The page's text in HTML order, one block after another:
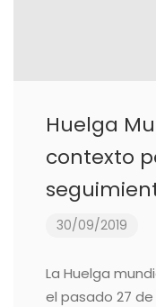
Huelga
contexto
30/09/2019
La Huelga
el pasado 27